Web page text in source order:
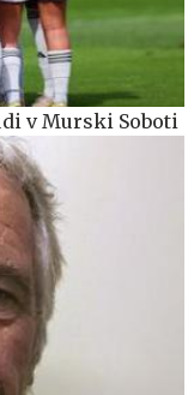
v Murski Soboti